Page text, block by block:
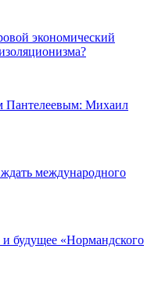
экономический
Пантелеевым: Михаил
международного
будущее «Нормандского